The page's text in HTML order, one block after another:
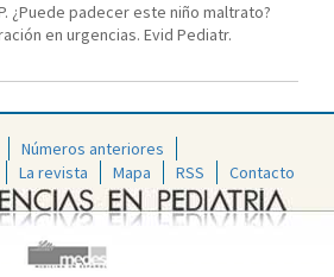
¿Puede padecer este niño maltrato?
en urgencias. Evid Pediatr.
Números anteriores
La revista Mapa RSS Contacto